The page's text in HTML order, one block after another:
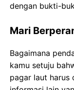
dengan bukti-
Mari
Bagaimana
kamu setuju
pagar laut harus